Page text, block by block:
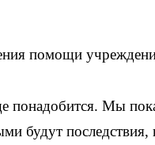
помощи
понадобится. Мы
будут